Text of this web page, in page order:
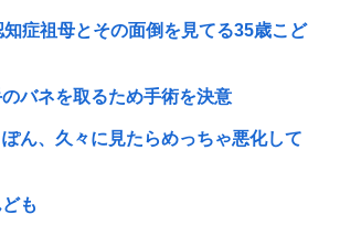
知症祖母とその面倒を見てる35歳こど
バネを取るため手術を決意
ん、久々に見たらめっちゃ悪化して
も